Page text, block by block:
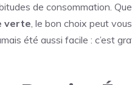
de consommation.
verte, le bon choix peut
été aussi facile : c’est